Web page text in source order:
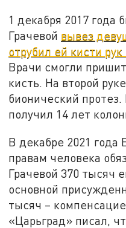
1 декабря 2017
Грачевой вывез
отрубил ей кисти
Врачи смогли
кисть. На второй
бионический
получил 14 лет
В декабре 2021 года
правам человека
Грачевой 370 тысяч
основной
тысяч –
«Царьград» писал,